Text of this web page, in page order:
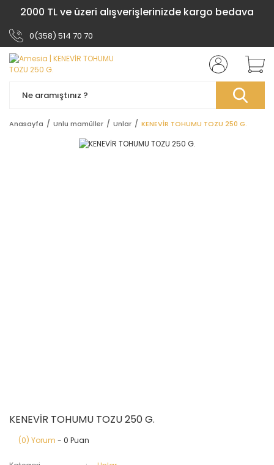
2000 TL ve üzeri alışverişlerinizde kargo bedava
0(358) 514 70 70
Anasayfa Unlu mamüller Unlar KENEVİR TOHUMU TOZU 250 G.
KENEVİR TOHUMU TOZU 250 G.
(0) Yorum - 0 Puan